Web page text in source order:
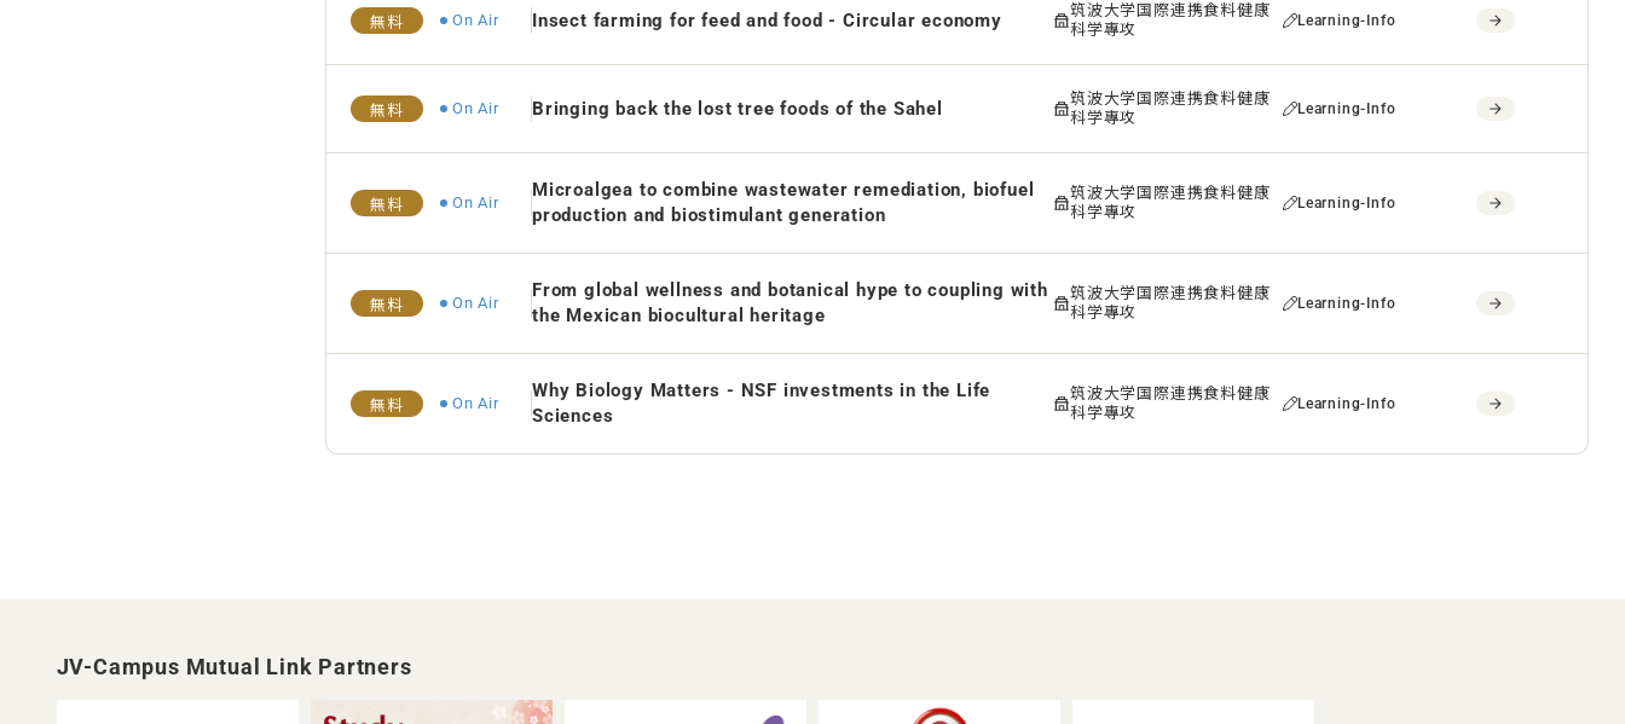
無料 On Air Insect farming for feed and food - Circular economy
筑波大学国際連携食料健康
科学專攻
Learning-Info
無料 On Air Bringing back the lost tree foods of the Sahel
筑波大学国際連携食料健康
科学專攻
Learning-Info
無料 On Air
Microalgea to combine wastewater remediation, biofuel
production and biostimulant generation
筑波大学国際連携食料健康
科学專攻
Learning-Info
無料 On Air
From global wellness and botanical hype to coupling with
the Mexican biocultural heritage
筑波大学国際連携食料健康
科学專攻
Learning-Info
無料 On Air
Why Biology Matters - NSF investments in the Life
Sciences
筑波大学国際連携食料健康
科学專攻
Learning-Info
JV-Campus Mutual Link Partners